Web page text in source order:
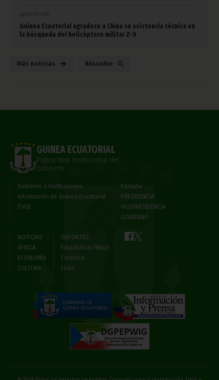
agosto 07, 2026
Guinea Ecuatorial agradece a China su asistencia técnica en
la búsqueda del helicóptero militar Z-9
Más noticias Búscador
GUINEA ECUATORIAL
Página Web Institucional del
Gobierno
Gobierno e Instituciones
Información de Guinea Ecuatorial
TVGE
Portada
PRESIDENCIA
VICEPRESIDENCIA
GOBIERNO
NOTICIAS
ÁFRICA
ECONOMÍA
CULTURA
DEPORTES
Estadísticas INEGE
Fototeca
Links